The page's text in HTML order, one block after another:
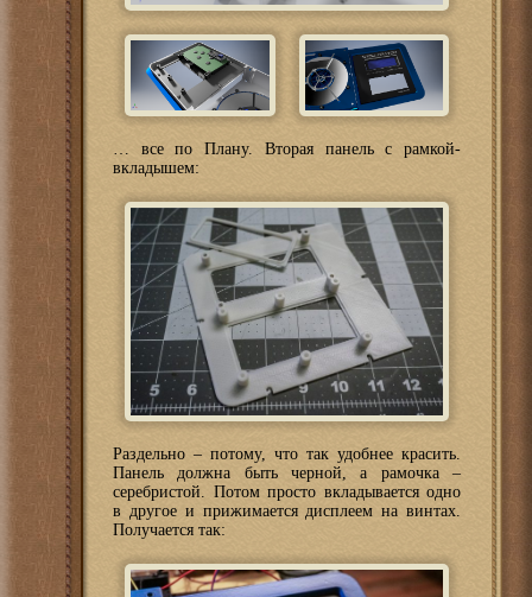
… все по Плану. Вторая панель с рамкой-
вкладышем:
Раздельно – потому, что так удобнее красить.
Панель должна быть черной, а рамочка –
серебристой. Потом просто вкладывается одно
в другое и прижимается дисплеем на винтах.
Получается так: